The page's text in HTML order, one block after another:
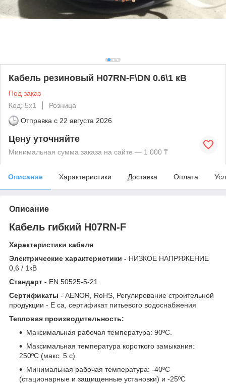
Кабель резиновый H07RN-F\DN 0.6\1 кВ
Под заказ
Код: 5х1
Розница
Отправка с 22 августа 2026
Цену уточняйте
Минимальная сумма заказа на сайте — 1 000 ₸
Описание Характеристики Доставка Оплата
Описание
Кабель гибкий H07RN-F
Характеристики кабеля
Электрические характеристики - НИЗКОЕ НАПРЯЖЕНИЕ
0,6 / 1кВ
Стандарт - EN 50525-5-21
Сертификаты - AENOR, RoHS, Регулирование строительной
продукции - E ca, сертификат питьевого водоснабжения
Тепловая производительность:
Максимальная рабочая температура: 90ºC.
Максимальная температура короткого замыкания:
250ºC (макс. 5 с).
Минимальная рабочая температура: -40ºC
(стационарные и защищенные установки) и -25ºC